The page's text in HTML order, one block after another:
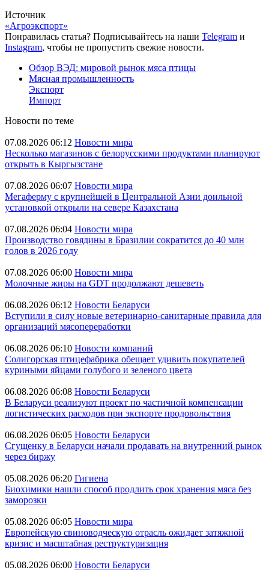
Источник
«Агроэкспорт»
Понравилась статья? Подписывайтесь на наши Telegram и
Instagram, чтобы не пропустить свежие новости.
Обзор ВЭД: мировой рынок мяса птицы
Мясная промышленность
Экспорт
Импорт
Новости по теме
07.08.2026 06:12 Новости мира
Несколько магазинов с белорусскими продуктами планируют
открыть в Кыргызстане
07.08.2026 06:07 Новости мира
Мегаферму с крупнейшей в Центральной Азии доильной
установкой открыли на севере Казахстана
07.08.2026 06:04 Новости мира
Производство говядины в Бразилии сократится до 40 млн
голов в 2026 году
07.08.2026 06:00 Новости мира
Молочные жиры на GDT продолжают дешеветь
06.08.2026 06:12 Новости Беларуси
Вступили в силу новые ветеринарно-санитарные правила для
организаций мясопереработки
06.08.2026 06:10 Новости компаний
Солигорская птицефабрика обещает удивить покупателей
куриными яйцами голубого и зеленого цвета
06.08.2026 06:08 Новости Беларуси
В Беларуси реализуют проект по частичной компенсации
логистических расходов при экспорте продовольствия
06.08.2026 06:05 Новости Беларуси
Сгущенку в Беларуси начали продавать на внутренний рынок
через биржу
05.08.2026 06:20 Гигиена
Биохимики нашли способ продлить срок хранения мяса без
заморозки
05.08.2026 06:05 Новости мира
Европейскую свиноводческую отрасль ожидает затяжной
кризис и масштабная реструктуризация
05.08.2026 06:00 Новости Беларуси